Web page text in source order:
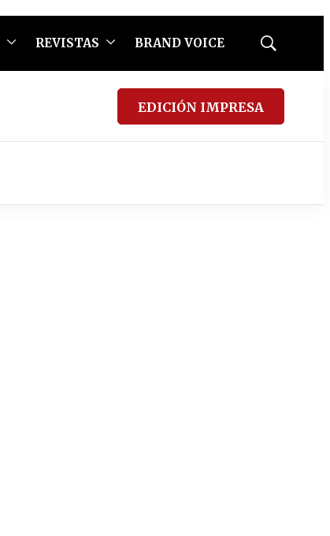
REVISTAS BRAND VOICE
Mostrar
EDICIÓN IMPRESA